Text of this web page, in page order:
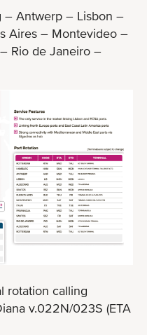
– Antwerp – Lisbon –
Aires – Montevideo –
Rio de Janeiro –
rotation calling
v.022N/023S (ETA